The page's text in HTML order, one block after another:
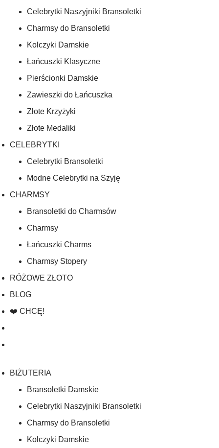
Celebrytki Naszyjniki Bransoletki
Charmsy do Bransoletki
Kolczyki Damskie
Łańcuszki Klasyczne
Pierścionki Damskie
Zawieszki do Łańcuszka
Złote Krzyżyki
Złote Medaliki
CELEBRYTKI
Celebrytki Bransoletki
Modne Celebrytki na Szyję
CHARMSY
Bransoletki do Charmsów
Charmsy
Łańcuszki Charms
Charmsy Stopery
RÓŻOWE ZŁOTO
BLOG
❤️ CHCĘ!
BIŻUTERIA
Bransoletki Damskie
Celebrytki Naszyjniki Bransoletki
Charmsy do Bransoletki
Kolczyki Damskie